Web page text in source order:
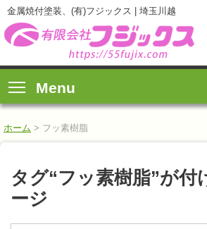
金属焼付塗装、(有)フジックス | 埼玉川越
Menu
ホーム > フッ素樹脂
タグ“フッ素樹脂”が付
ージ